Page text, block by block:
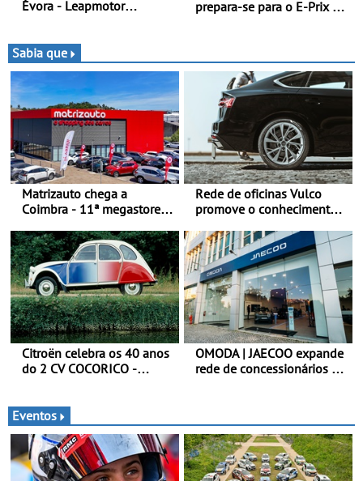
Évora - Leapmotor
momento histórico
prepara-se para o E-Prix de
no campeonato
Sabia que
Matrizauto chega a
Coimbra - 11ª megastore
na Região Centro
Rede de oficinas Vulco
promove o conhecimento
conduzir com mais
segurança
Citroën celebra os 40 anos
do 2 CV COCORICO -
OMODA | JAECOO expande
rede de concessionários -
Eventos